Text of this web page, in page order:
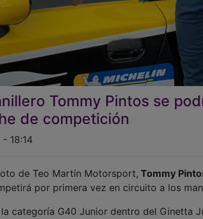
Tommy Pintos se
de competición
18:14
de Teo Martín Motorsport, Tommy
por primera vez en circuito a los
la categoría G40 Junior dentro del Ginetta